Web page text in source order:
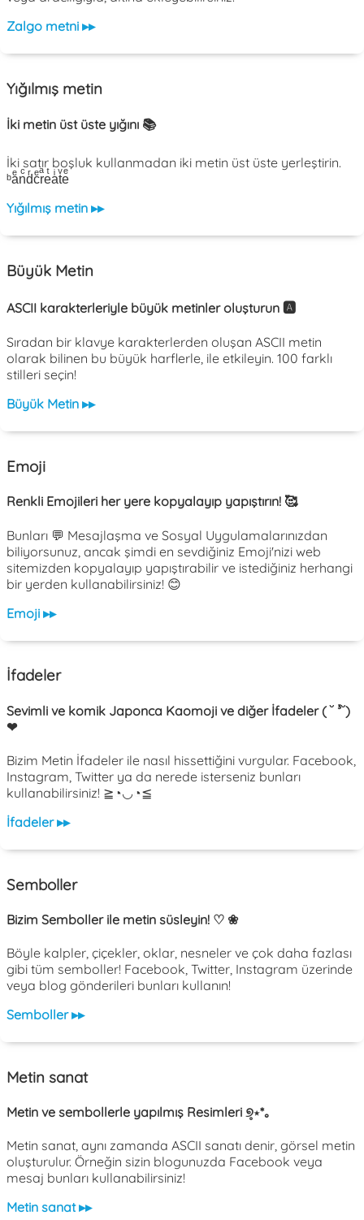
Zalgo metni ▸▸
Yığılmış metin
İki metin üst üste yığını 📚
İki satır boşluk kullanmadan iki metin üst üste yerleştirin.
ᵇaͤnͨdͬcͤrͣeͭaͥtͮeͤ
Yığılmış metin ▸▸
Büyük Metin
ASCII karakterleriyle büyük metinler oluşturun 🅰️
Sıradan bir klavye karakterlerden oluşan ASCII metin
olarak bilinen bu büyük harflerle, ile etkileyin. 100 farklı
stilleri seçin!
Büyük Metin ▸▸
Emoji
Renkli Emojileri her yere kopyalayıp yapıştırın! 🥰
Bunları 💬 Mesajlaşma ve Sosyal Uygulamalarınızdan
biliyorsunuz, ancak şimdi en sevdiğiniz Emoji'nizi web
sitemizden kopyalayıp yapıştırabilir ve istediğiniz herhangi
bir yerden kullanabilirsiniz! 😊
Emoji ▸▸
İfadeler
Sevimli ve komik Japonca Kaomoji ve diğer İfadeler ( ˘ ³˘)
❤
Bizim Metin İfadeler ile nasıl hissettiğini vurgular. Facebook,
Instagram, Twitter ya da nerede isterseniz bunları
kullanabilirsiniz! ≧◔◡◔≦
İfadeler ▸▸
Semboller
Bizim Semboller ile metin süsleyin! ♡ ❀
Böyle kalpler, çiçekler, oklar, nesneler ve çok daha fazlası
gibi tüm semboller! Facebook, Twitter, Instagram üzerinde
veya blog gönderileri bunları kullanın!
Semboller ▸▸
Metin sanat
Metin ve sembollerle yapılmış Resimleri ୭̥⋆*｡
Metin sanat, aynı zamanda ASCII sanatı denir, görsel metin
oluşturulur. Örneğin sizin blogunuzda Facebook veya
mesaj bunları kullanabilirsiniz!
Metin sanat ▸▸